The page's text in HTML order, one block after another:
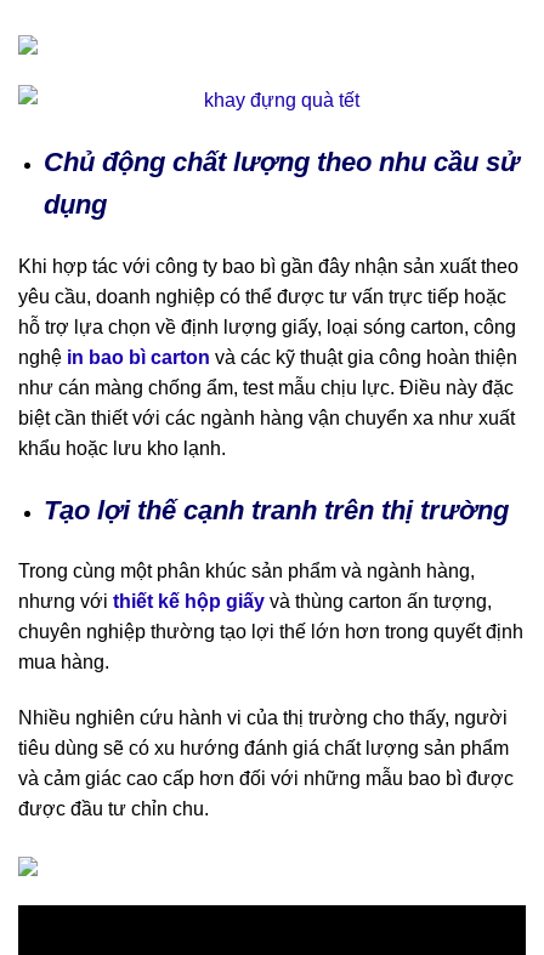
Chủ động chất lượng theo nhu cầu sử
dụng
Khi hợp tác với công ty bao bì gần đây nhận sản xuất theo
yêu cầu, doanh nghiệp có thể được tư vấn trực tiếp hoặc
hỗ trợ lựa chọn về định lượng giấy, loại sóng carton, công
nghệ in bao bì carton và các kỹ thuật gia công hoàn thiện
như cán màng chống ẩm, test mẫu chịu lực. Điều này đặc
biệt cần thiết với các ngành hàng vận chuyển xa như xuất
khẩu hoặc lưu kho lạnh.
Tạo lợi thế cạnh tranh trên thị trường
Trong cùng một phân khúc sản phẩm và ngành hàng,
nhưng với thiết kế hộp giấy và thùng carton ấn tượng,
chuyên nghiệp thường tạo lợi thế lớn hơn trong quyết định
mua hàng.
Nhiều nghiên cứu hành vi của thị trường cho thấy, người
tiêu dùng sẽ có xu hướng đánh giá chất lượng sản phẩm
và cảm giác cao cấp hơn đối với những mẫu bao bì được
được đầu tư chỉn chu.